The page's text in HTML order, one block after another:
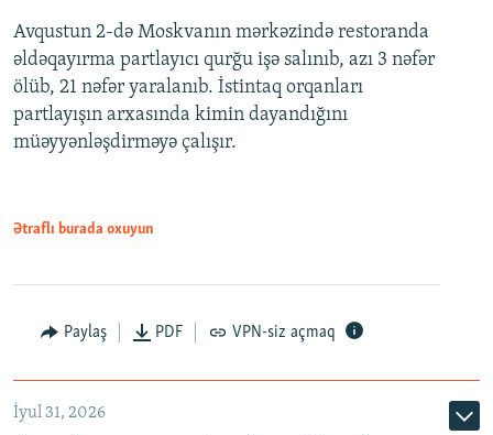
Avqustun 2-də Moskvanın mərkəzində restoranda
əldəqayırma partlayıcı qurğu işə salınıb, azı 3 nəfər
ölüb, 21 nəfər yaralanıb. İstintaq orqanları
partlayışın arxasında kimin dayandığını
müəyyənləşdirməyə çalışır.
Ətraflı burada oxuyun
Paylaş PDF VPN-siz açmaq
İyul 31, 2026